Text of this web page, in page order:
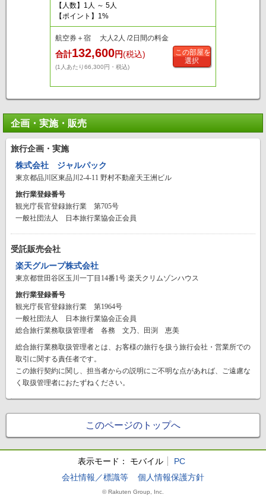
【人数】1人 ～ 5人
【ポイント】1%
航空券＋宿 大人2人 /2日間の料金
合計132,600円(税込)
(1人あたり66,300円・税込)
この部屋を
選択
企画・実施・販売
旅行企画・実施
株式会社 ジャルパック
東京都品川区東品川2-4-11 野村不動産天王洲ビル
旅行業登録番号
観光庁長官登録旅行業 第705号
一般社団法人 日本旅行業協会正会員
受託販売会社
楽天グループ株式会社
東京都世田谷区玉川一丁目14番1号 楽天クリムゾンハウス
旅行業登録番号
観光庁長官登録旅行業 第1964号
一般社団法人 日本旅行業協会正会員
総合旅行業務取扱管理者 各務 文乃、田渕 恵美
総合旅行業務取扱管理者とは、お客様の旅行を扱う旅行会社・営業所での
取引に関する責任者です。
この旅行契約に関し、担当者からの説明にご不明な点があれば、ご遠慮な
く取扱管理者におたずねください。
このページのトップへ
表示モード： モバイル
PC
会社情報／標識等
個人情報保護方針
© Rakuten Group, Inc.